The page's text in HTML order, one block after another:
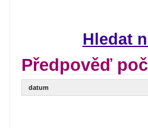
Hledat
Předpověď
datum